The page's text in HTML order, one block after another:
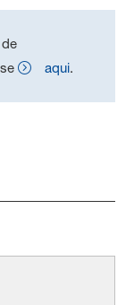
aqui.